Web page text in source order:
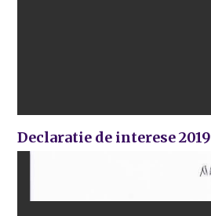
Declaratie de interese 2019